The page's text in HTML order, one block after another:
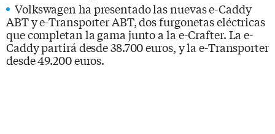
Volkswagen ha presentado las nuevas e-Caddy
ABT y e-Transporter ABT, dos furgonetas eléctricas
que completan la gama junto a la e-Crafter. La e-
Caddy partirá desde 38.700 euros, y la e-Transporter
desde 49.200 euros.